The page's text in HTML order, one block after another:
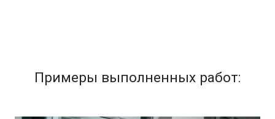
Примеры выполненных работ: